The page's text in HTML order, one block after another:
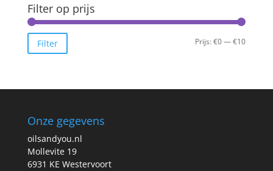
Filter op prijs
Min.
Max.
Filter Prijs:€0—€10
Onze gegevens
oilsandyou.nl
Mollevite 19
6931 KE Westervoort